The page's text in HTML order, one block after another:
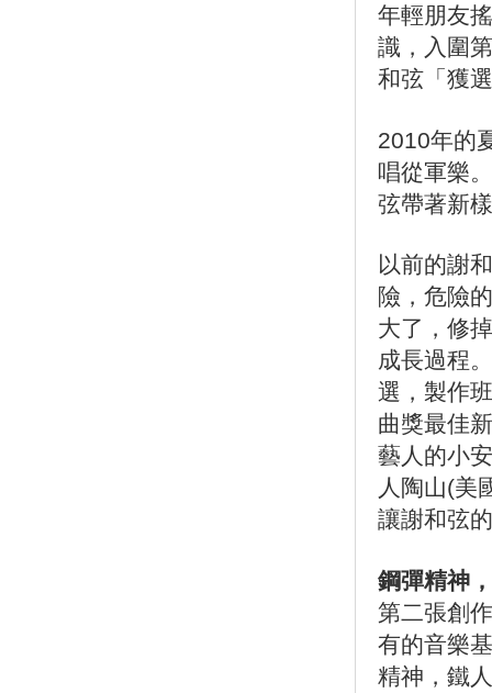
年輕朋友
識，入圍
和弦「獲
2010年的
唱從軍樂
弦帶著新
以前的謝
險，危險
大了，修
成長過程
選，製作
曲獎最佳
藝人的小
人陶山(美
讓謝和弦
鋼彈精神
第二張創
有的音樂
精神，鐵